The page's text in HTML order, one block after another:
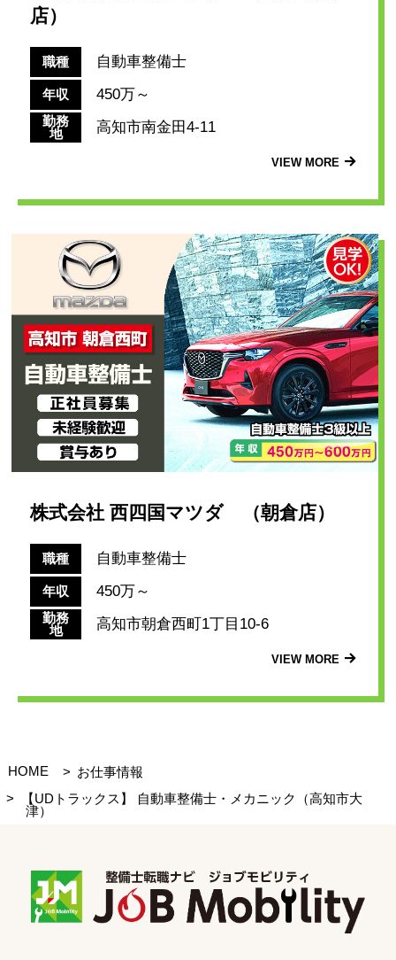
店）
職種 自動車整備士
年収 450万～
勤務
地
高知市南金田4-11
VIEW MORE
株式会社 西四国マツダ （朝倉店）
職種 自動車整備士
年収 450万～
勤務
地
高知市朝倉西町1丁目10-6
VIEW MORE
HOME
お仕事情報
【UDトラックス】 自動車整備士・メカニック（高知市大
津）